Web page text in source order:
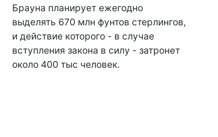
Брауна планирует ежегодно
выделять 670 млн фунтов стерлингов,
и действие которого - в случае
вступления закона в силу - затронет
около 400 тыс человек.